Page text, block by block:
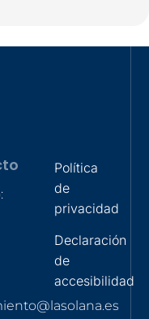
Política
de
privacidad
Declaración
de
accesibilidad